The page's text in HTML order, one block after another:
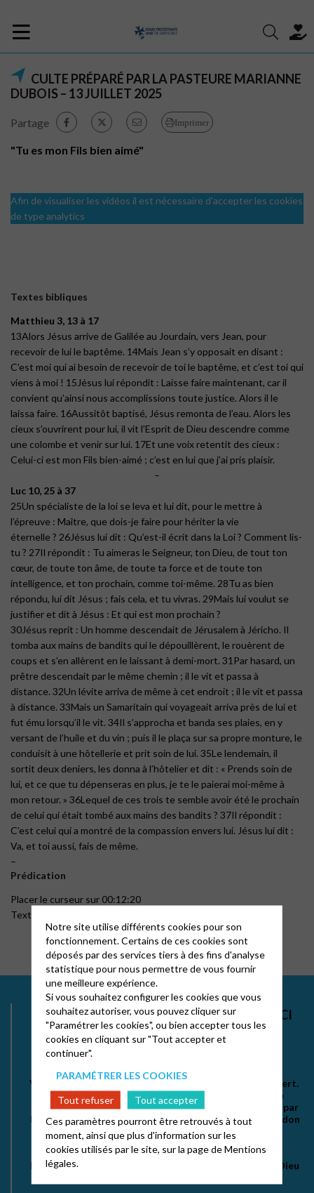
CULTE PRÉPARÉ PAR LA PASTEURE MARIANNE
DUBOIS – 13 JUILLET 2025
Partage Imprimer
"Tu es mon Fils bien aimé"
Afin de visualiser les vidéos il est nécessaire d'accepter les cookies
de type analytics
Textes bibliques
Matthieu 3, 13 à 17
13Alors Jésus arrive de Galilée au Jourdain, vers Jean, pour
recevoir de lui le baptême. 14Mais Jean s’y opposait en disant :
C’est moi qui ai besoin de recevoir de toi le baptême, et c’est toi qui
viens à moi ! 15Jésus lui répondit : Laisse faire maintenant, car il
convient qu’ainsi nous accomplissions toute justice. Alors il le
laissa faire. 16Aussitôt baptisé, Jésus remonta de l’eau. Alors les
cieux s’ouvrirent pour lui, il vit l’Esprit de Dieu descendre comme
une colombe et venir sur lui. 17Et une voix retentit des cieux :
Celui-ci est mon Fils bien-aimé ; c’est en lui que j’ai pris plaisir.
–
Luc 10, 25 à 37
25Un spécialiste de la loi se leva et lui dit, pour le mettre à
l’épreuve : Maître, que dois-je faire pour hériter la vie
éternelle ? 26Jésus lui dit : Qu’est-il écrit dans la Loi ? Comment lis-
tu ? 27Il répondit : Tu aimeras le Seigneur, ton Dieu, de tout ton
cœur, de toute ton âme, de toute ta force et de toute ton
intelligence, et ton prochain, comme toi-même. 28Tu as bien
répondu, lui dit Jésus ; fais cela, et tu vivras. 29Mais lui voulut se
justifier et dit à Jésus : Et qui est mon prochain ?
30Jésus reprit : Un homme descendait de Jérusalem à Jéricho. Il
tomba aux mains de bandits qui le dépouillèrent, le rouèrent de
coups et s’en allèrent en le laissant à demi-mort. 31Par hasard, un
prêtre descendait par le même chemin ; il le vit et passa à
distance. 32Un lévite arriva de même à cet endroit ; il le vit et passa
à distance. 33Mais un Samaritain qui voyageait arriva près de lui et
fut ému lorsqu’il le vit. 34Il s’approcha et banda ses plaies, en y
versant de l’huile et du vin ; puis il le plaça sur sa propre monture, le
conduisit à une hôtellerie et prit soin de lui. 35Le lendemain, il
sortit deux deniers, les donna à l’hôtelier et dit : « Prends soin de
lui, et ce que tu dépenseras en plus, je te le paierai moi-même à
mon retour. » 36Lequel de ces trois te semble avoir été le prochain
de celui qui était tombé aux mains des bandits ? 37Il répondit :
C’est celui qui a montré de la compassion envers lui. Jésus lui dit :
Va, et toi aussi, fais de même.
–
Prédication
Placer le curseur sur 00:12:20
Texte de la prédication,
FAIRE UN DON=OFFRANDE.CLIQUER ICI
OU UTILISER SON MOBILE POUR
EFFECTUER
Vous venez de vivre ce moment cultuel qui vous est offert.
Mais le fonctionnement d’une église comme l’Église
protestante unie de Grenoble est intégralement payé par
les personnes qui ont choisi de le faire. Même un petit don
nous aide à payer les factures, c’est aussi un réel
encouragement pour les équipes de service.
Prenons ce temps de l’offrande comme une louange à Dieu
Notre site utilise différents cookies pour son
fonctionnement. Certains de ces cookies sont
déposés par des services tiers à des fins d'analyse
statistique pour nous permettre de vous fournir
une meilleure expérience.
Si vous souhaitez configurer les cookies que vous
souhaitez autoriser, vous pouvez cliquer sur
"Paramétrer les cookies", ou bien accepter tous les
cookies en cliquant sur "Tout accepter et
continuer".
PARAMÉTRER LES COOKIES
Tout refuser
Tout accepter
Ces paramètres pourront être retrouvés à tout
moment, ainsi que plus d'information sur les
cookies utilisés par le site, sur la page deMentions
légales.